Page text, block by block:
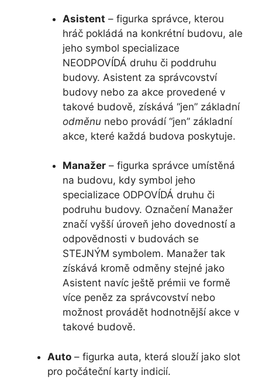
Asistent – figurka správce, kterou
hráč pokládá na konkrétní budovu, ale
jeho symbol specializace
NEODPOVÍDÁ druhu či poddruhu
budovy. Asistent za správcovství
budovy nebo za akce provedené v
takové budově, získává “jen” základní
odměnunebo provádí “jen” základní
akce, které každá budova poskytuje.
Manažer– figurka správce umístěná
na budovu, kdy symbol jeho
specializace ODPOVÍDÁ druhu či
podruhu budovy. Označení Manažer
značí vyšší úroveň jeho dovedností a
odpovědnosti v budovách se
STEJNÝM symbolem. Manažer tak
získává kromě odměny stejné jako
Asistent navíc ještě prémii ve formě
více peněz za správcovství nebo
možnost provádět hodnotnější akce v
takové budově.
Auto – figurka auta, která slouží jako slot
pro počáteční karty indicií.